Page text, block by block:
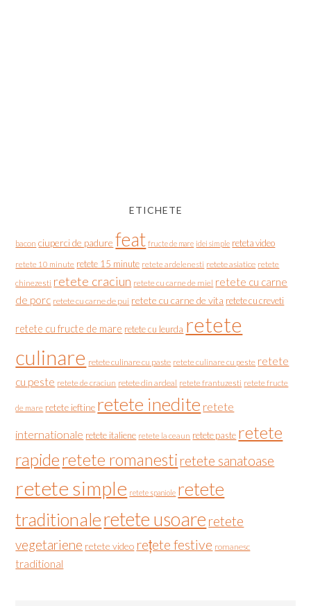
ETICHETE
bacon ciuperci de padure feat fructe de mare idei simple reteta video
retete 10 minute retete 15 minute retete ardelenesti retete asiatice retete
chinezesti retete craciun retete cu carne de miel retete cu carne
de porc retete cu carne de pui retete cu carne de vita retete cu creveti
retete cu fructe de mare retete cu leurda retete
culinare retete culinare cu paste retete culinare cu peste retete
cu peste retete de craciun retete din ardeal retete frantuzesti retete fructe
de mare retete ieftine retete inedite retete
internationale retete italiene retete la ceaun retete paste retete
rapideretete romanesti retete sanatoase
retete simple retete spaniole retete
traditionaleretete usoare retete
vegetariene retete video rețete festive romanesc
traditional